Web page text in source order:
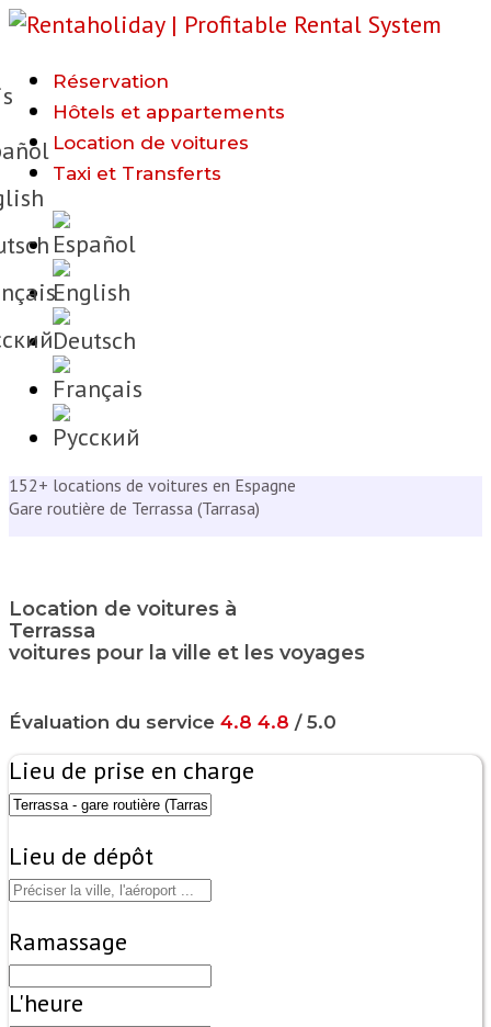
Réservation
Hôtels et appartements
Location de voitures
Taxi et Transferts
152+ locations de voitures en Espagne
Gare routière de Terrassa (Tarrasa)
Location de voitures à
Terrassa
voitures pour la ville et les voyages
Évaluation du service 4.8 4.8 / 5.0
Lieu de prise en charge
Lieu de dépôt
Ramassage
L'heure